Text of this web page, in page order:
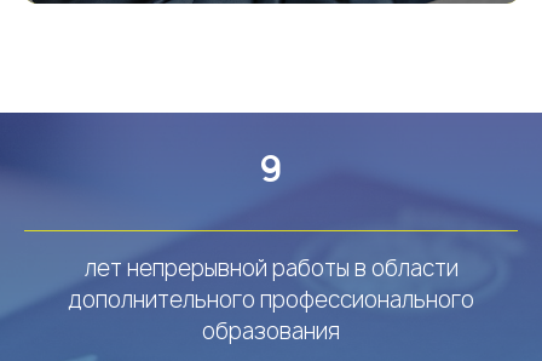
9
лет непрерывной работы в области
дополнительного профессионального
образования